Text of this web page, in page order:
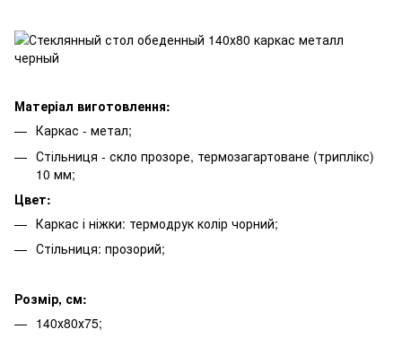
Матеріал виготовлення:
Каркас - метал;
Стільниця - скло прозоре, термозагартоване (триплікс)
10 мм;
Цвет:
Каркас і ніжки: термодрук колір чорний;
Стільниця: прозорий;
Розмір, см:
140х80х75;